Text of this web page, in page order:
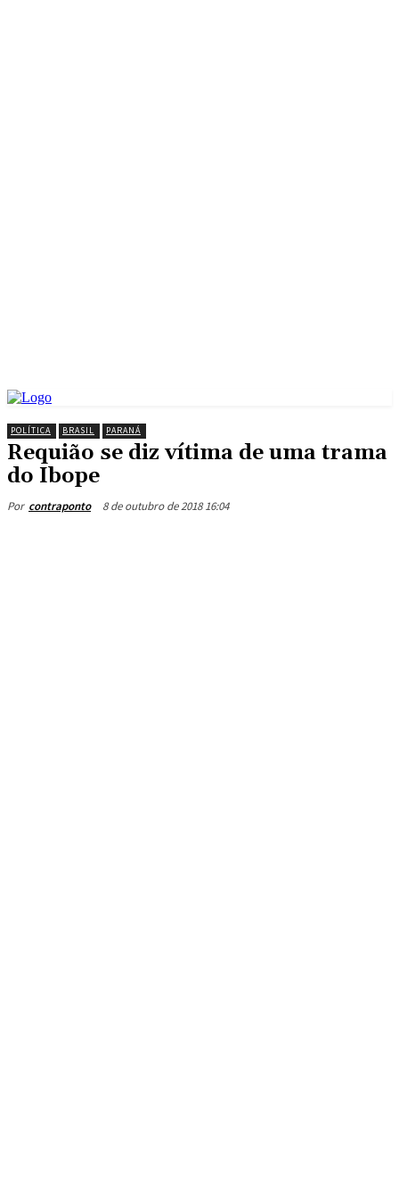
POLÍTICA BRASIL PARANÁ
Requião se diz vítima de uma trama
do Ibope
Por contraponto 8 de outubro de 2018 16:04